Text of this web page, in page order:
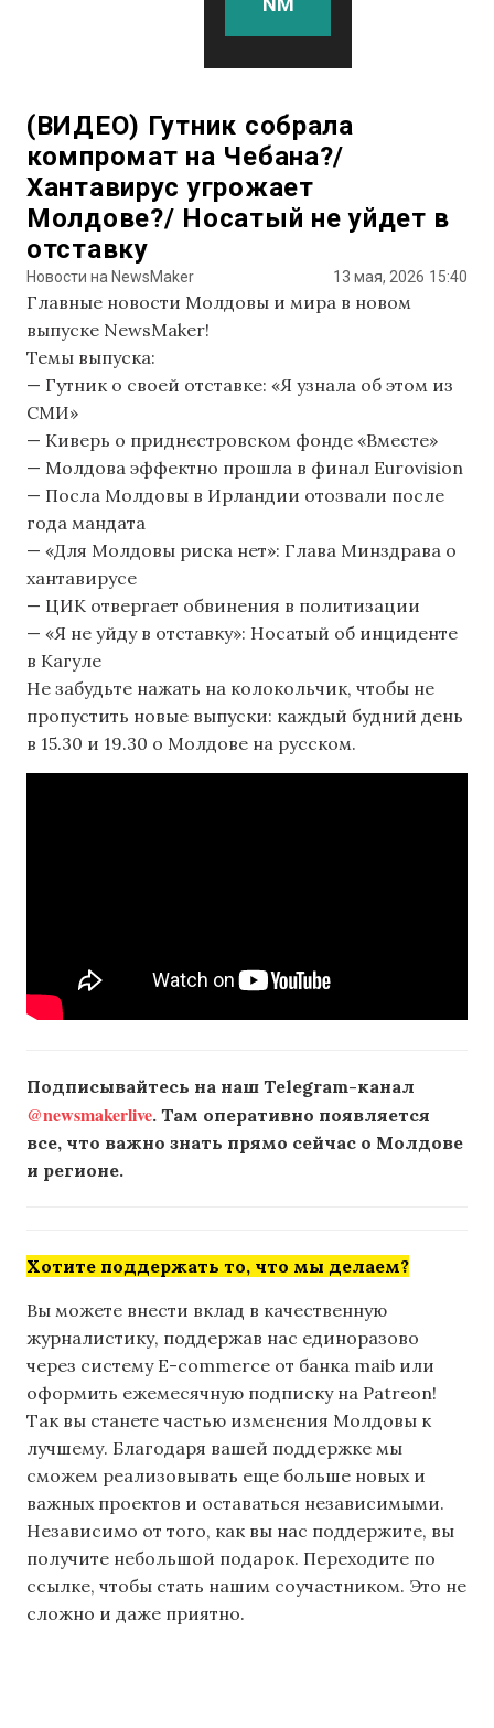
(ВИДЕО) Гутник собрала
компромат на Чебана?/
Хантавирус угрожает
Молдове?/ Носатый не уйдет в
отставку
Новости на NewsMaker 13 мая, 2026 15:40
Главные новости Молдовы и мира в новом
выпуске NewsMaker!
Темы выпуска:
— Гутник о своей отставке: «Я узнала об этом из
СМИ»
— Киверь о приднестровском фонде «Вместе»
— Молдова эффектно прошла в финал Eurovision
— Посла Молдовы в Ирландии отозвали после
года мандата
— «Для Молдовы риска нет»: Глава Минздрава о
хантавирусе
— ЦИК отвергает обвинения в политизации
— «Я не уйду в отставку»: Носатый об инциденте
в Кагуле
Не забудьте нажать на колокольчик, чтобы не
пропустить новые выпуски: каждый будний день
в 15.30 и 19.30 о Молдове на русском.
Подписывайтесь на наш Telegram-канал
@newsmakerlive. Там оперативно появляется
все, что важно знать прямо сейчас о Молдове
и регионе.
Хотите поддержать то, что мы делаем?
Вы можете внести вклад в качественную
журналистику, поддержав нас единоразово
через систему E-commerce от банка maib или
оформить ежемесячную подписку на Patreon!
Так вы станете частью изменения Молдовы к
лучшему. Благодаря вашей поддержке мы
сможем реализовывать еще больше новых и
важных проектов и оставаться независимыми.
Независимо от того, как вы нас поддержите, вы
получите небольшой подарок. Переходите по
ссылке, чтобы стать нашим соучастником. Это не
сложно и даже приятно.